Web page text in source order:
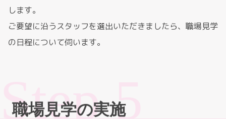
します。
ご要望に沿うスタッフを選出いただきましたら、職場見学
の日程について伺います。
職場見学の実施